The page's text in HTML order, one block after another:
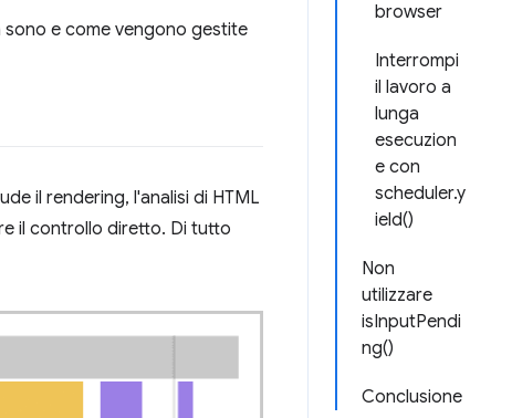
browser
Interrompi
il lavoro a
lunga
esecuzion
e con
scheduler.y
ield()
Non
utilizzare
isInputPendi
ng()
Conclusione
sono e come vengono gestite
il rendering, l'analisi di HTML
il controllo diretto. Di tutto